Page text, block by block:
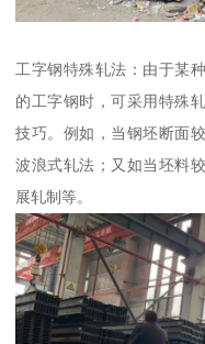
工字钢特殊轧法：由于某
的工字钢时，可采用特殊
技巧。例如，当钢坯断面
波浪式轧法；又如当坯料
展轧制等。